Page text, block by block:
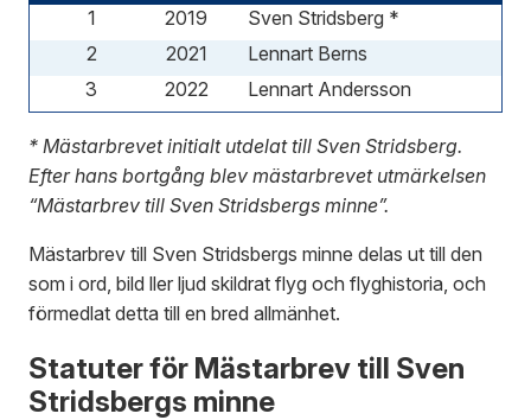
1
2019
Sven Stridsberg *
2
2021
Lennart Berns
3
2022 Lennart Andersson
* Mästarbrevet initialt utdelat till Sven Stridsberg.
Efter hans bortgång blev mästarbrevet utmärkelsen
“Mästarbrev till Sven Stridsbergs minne”.
Mästarbrev till Sven Stridsbergs minne delas ut till den
som i ord, bild ller ljud skildrat flyg och flyghistoria, och
förmedlat detta till en bred allmänhet.
Statuter för Mästarbrev till Sven
Stridsbergs minne